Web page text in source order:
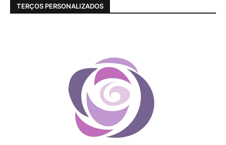
TERÇOS PERSONALIZADOS